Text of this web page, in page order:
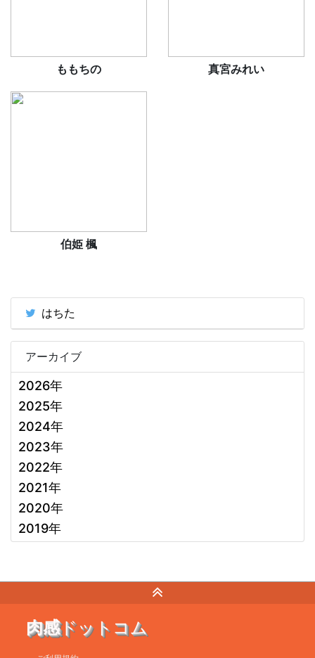
ももちの 真宮みれい
伯姫 楓
はちた
アーカイブ
2026年
2025年
2024年
2023年
2022年
2021年
2020年
2019年
肉感ドットコム